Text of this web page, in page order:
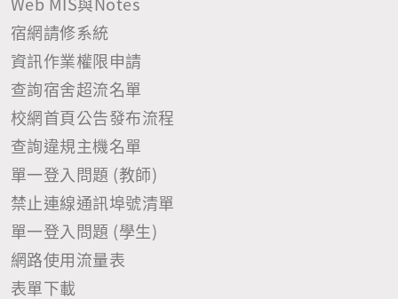
並取得其人員之書面同意），如人員（包括但不限於工
程師）有所異動，亦應提前書面通知甲方。乙方之人員
於執行本案前，亦應簽立「個人保密切結書」（個人保
密切結書_202408），並由乙方交付甲方。 八、乙方及
其人員執行本案而蒐集、處理、利用之個人資料，應遵
守個人資料保護法等相關法令，尤不得任意揭露、授權
或轉讓予其他團體或個人。 九、乙方不得對外指摘或傳
述任何有害或有損甲方校譽及台塑企業商譽或不利於甲
方及台塑企業之相關言論、訊息。如有違反，乙方應給
付甲方本案總額之5%為懲罰性違約金，甲方並得逕自乙
方未領之款項中扣抵之，且乙方應就甲方及台塑企業所
受損失負賠償責任，並依法究辦，甲方亦得逕行書面終
止承攬。 十、本案涉及資訊軟體、硬體或服務等相關事
務，乙方執行本案之團隊成員不得為大陸地區人民，並
宿網請修系統
資訊作業權限申請
查詢宿舍超流名單
校網首頁公告發布流程
查詢違規主機名單
單一登入問題 (教師)
禁止連線通訊埠號清單
單一登入問題 (學生)
網路使用流量表
表單下載